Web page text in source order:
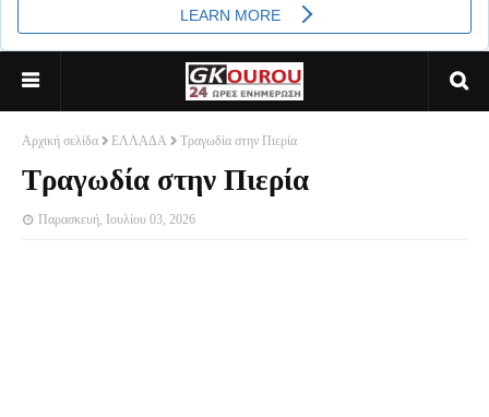
Αρχική σελίδα ΕΛΛΑΔΑ Τραγωδία στην Πιερία
Τραγωδία στην Πιερία
Παρασκευή, Ιουλίου 03, 2026